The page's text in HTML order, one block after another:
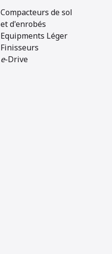
Compacteurs de sol
et d'enrobés
Equipments Léger
Finisseurs
e-Drive